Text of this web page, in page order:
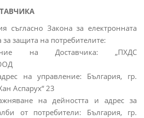
съгласно Закона за електронната
защита на потребителите:
на Доставчика: „ПХДС
на управление: България, гр.
Аспарух“ 23
на дейността и адрес за
от потребители: България, гр.